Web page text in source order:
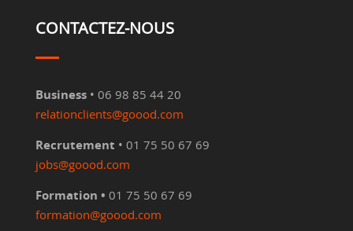
CONTACTEZ-NOUS
Business • 06 98 85 44 20
relationclients@goood.com
Recrutement • 01 75 50 67 69
jobs@goood.com
Formation • 01 75 50 67 69
formation@goood.com